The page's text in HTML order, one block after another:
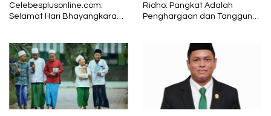
Celebesplusonline.com:
Selamat Hari Bhayangkara
dalam Sunyi dan Terang
Ridho: Pangkat Adalah
Penghargaan dan Tanggung